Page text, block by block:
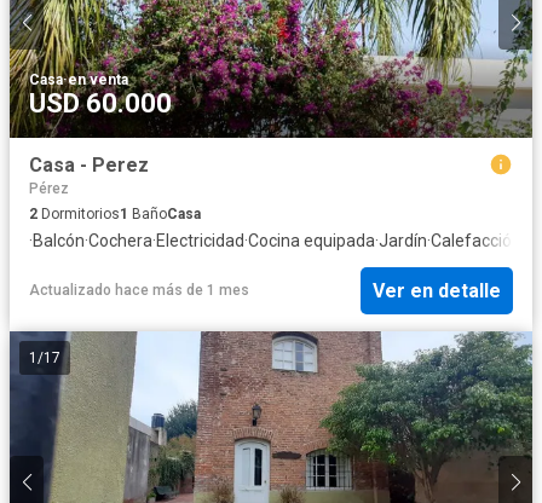
Casa·en venta
USD 60.000
Casa - Perez
Pérez
2 Dormitorios1 BañoCasa
·Balcón·Cochera·Electricidad·Cocina equipada·Jardín·Calefacción
Actualizado hace más de 1 mes Ver en detalle
1 /17